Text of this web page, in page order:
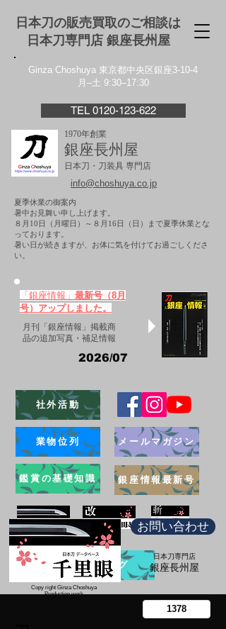
日本刀の販売買取のご相談は
日本刀専門店 銀座⻑州屋
Ginza Choshuya 東京都中央区銀座3-10-4
月–土 9:30–17:30
TEL 0120-123-622
1970年創業
銀座長州屋
日本刀・刀装具 専門店
info@choshuya.co.jp
夏季休業の御案内
暑中お見舞い申し上げます。
８月10日（月曜日）～８月16日（日）まで夏季休業とな
っております。
​暑い日が続きますが、お体に気を付けてお過ごしくださ
い。
「銀座情報」 最新号（8月
号）アップしました。
月刊「銀座情報」掲載商
品の追加写真・補足情報
2026/07
社外活動
業物位列
鑑賞の基礎知識
メールマガジン
銀座情報最新号
ブログ
お問い合わせ
日本刀専門店
​銀座長州屋
Copy right Ginza Choshuya
Production work